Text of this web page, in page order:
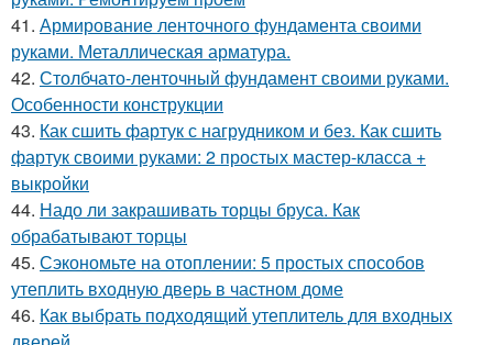
41. Армирование ленточного фундамента своими
руками. Металлическая арматура.
42. Столбчато-ленточный фундамент своими руками.
Особенности конструкции
43. Как сшить фартук с нагрудником и без. Как сшить
фартук своими руками: 2 простых мастер-класса +
выкройки
44. Надо ли закрашивать торцы бруса. Как
обрабатывают торцы
45. Сэкономьте на отоплении: 5 простых способов
утеплить входную дверь в частном доме
46. Как выбрать подходящий утеплитель для входных